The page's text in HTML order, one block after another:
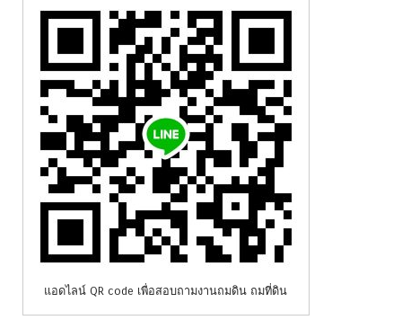
แอดไลน์ QR code เพื่อสอบถามงานถมดิน ถมที่ดิน